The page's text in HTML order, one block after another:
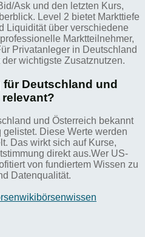
Ask und den letzten Kurs,
Level 2 bietet Markttiefe
Liquidität über verschiedene
Marktteilnehmer,
Privatanleger in Deutschland
wichtigste Zusatznutzen.
für Deutschland und
und Österreich bekannt
Diese Werte werden
Das wirkt sich auf Kurse,
direkt aus.Wer US-
von fundiertem Wissen zu
Datenqualität.
börsenwissen